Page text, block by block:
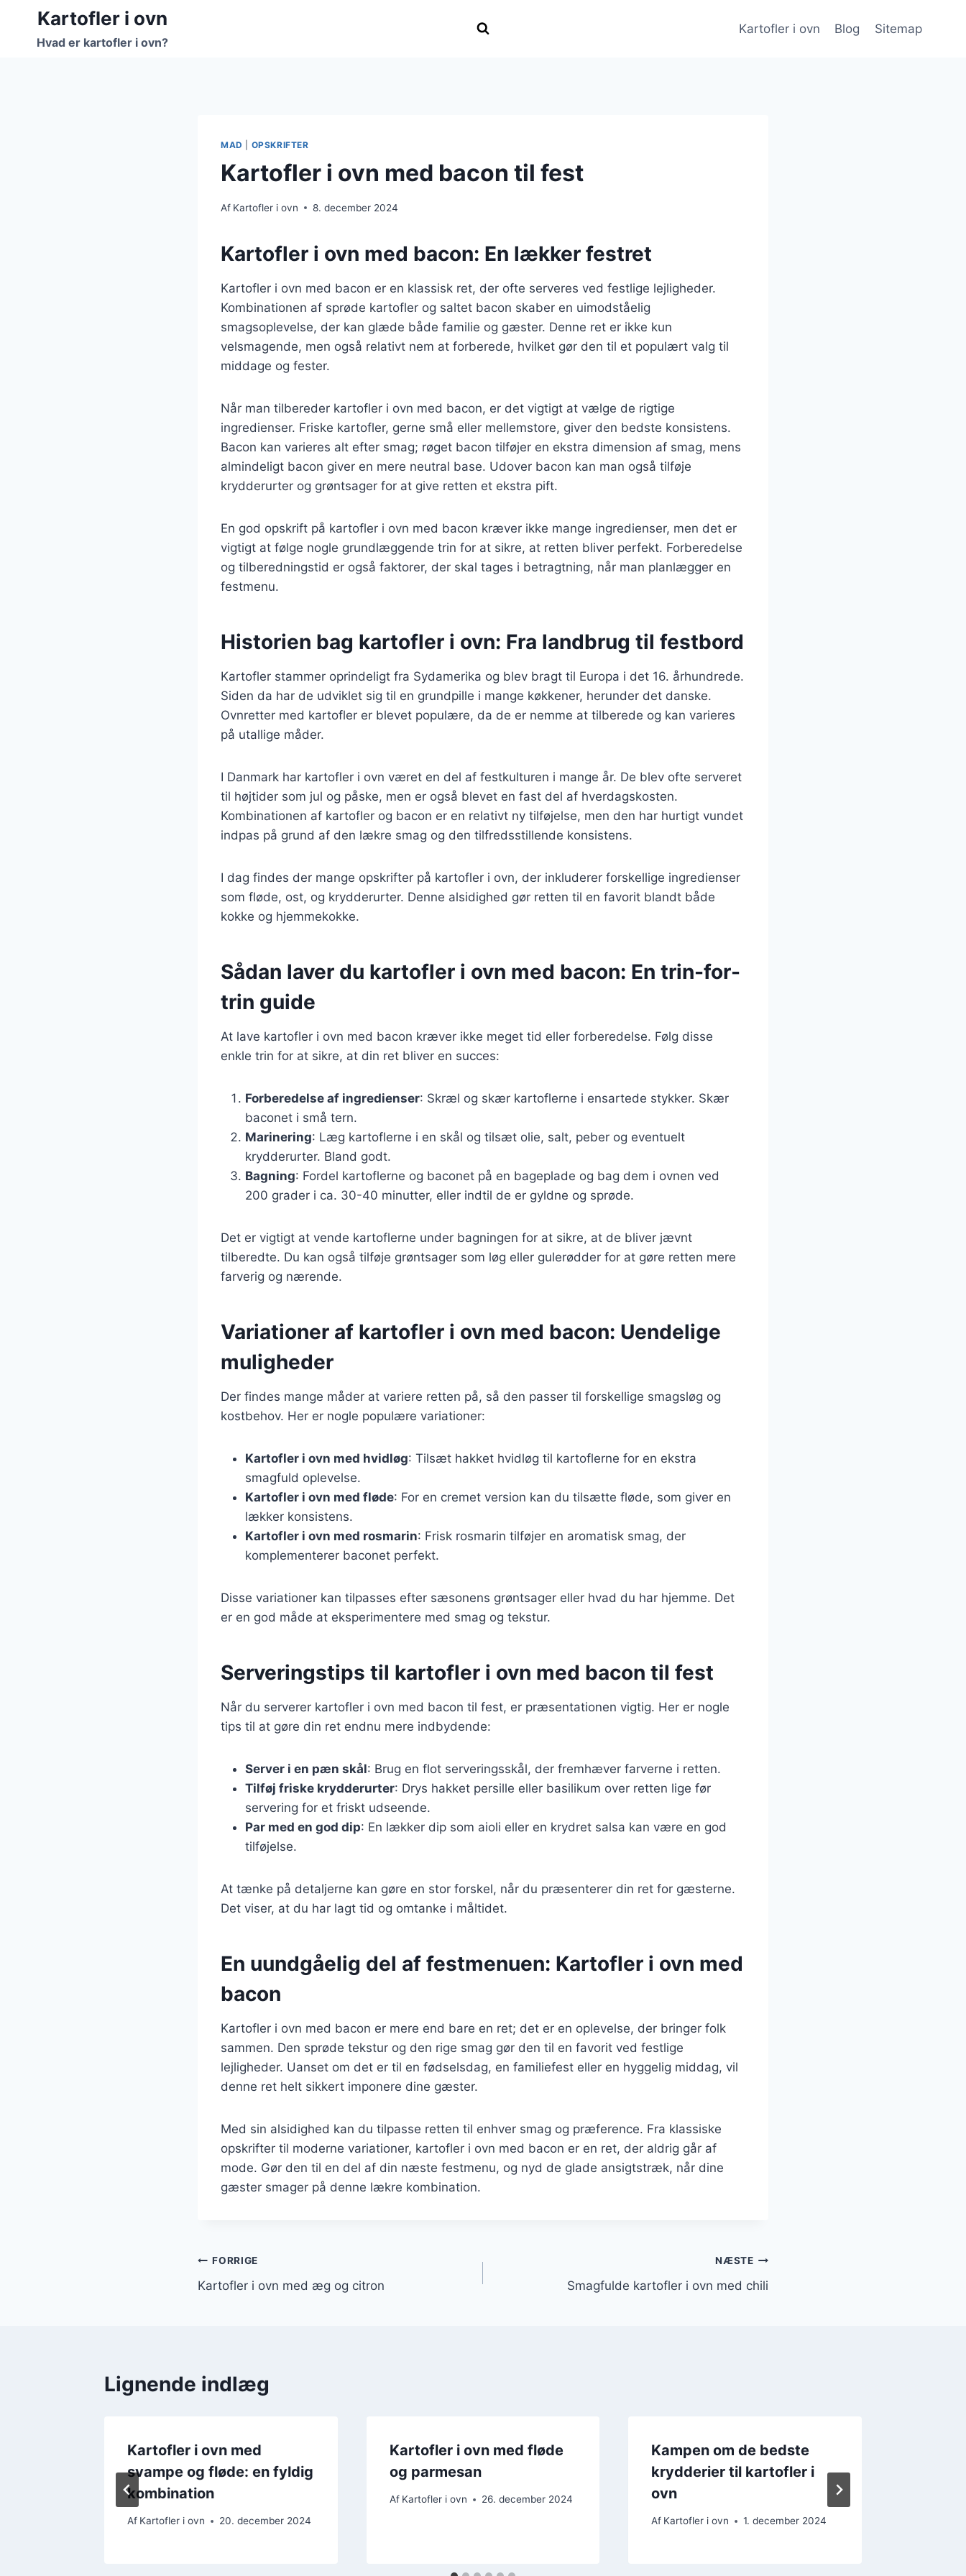
Fortsæt
indhold
Kartofler i ovn
Hvad er kartofler i ovn?
Kartofler i ovn Blog Sitemap
MAD OPSKRIFTER
Kartofler i ovn med bacon til fest
Af Kartofler i ovn 8. december 2024
Kartofler i ovn med bacon: En lækker festret
Kartofler i ovn med bacon er en klassisk ret, der ofte serveres ved festlige lejligheder.
Kombinationen af sprøde kartofler og saltet bacon skaber en uimodståelig
smagsoplevelse, der kan glæde både familie og gæster. Denne ret er ikke kun
velsmagende, men også relativt nem at forberede, hvilket gør den til et populært valg til
middage og fester.
Når man tilbereder kartofler i ovn med bacon, er det vigtigt at vælge de rigtige
ingredienser. Friske kartofler, gerne små eller mellemstore, giver den bedste konsistens.
Bacon kan varieres alt efter smag; røget bacon tilføjer en ekstra dimension af smag, mens
almindeligt bacon giver en mere neutral base. Udover bacon kan man også tilføje
krydderurter og grøntsager for at give retten et ekstra pift.
En god opskrift på kartofler i ovn med bacon kræver ikke mange ingredienser, men det er
vigtigt at følge nogle grundlæggende trin for at sikre, at retten bliver perfekt. Forberedelse
og tilberedningstid er også faktorer, der skal tages i betragtning, når man planlægger en
festmenu.
Historien bag kartofler i ovn: Fra landbrug til festbord
Kartofler stammer oprindeligt fra Sydamerika og blev bragt til Europa i det 16. århundrede.
Siden da har de udviklet sig til en grundpille i mange køkkener, herunder det danske.
Ovnretter med kartofler er blevet populære, da de er nemme at tilberede og kan varieres
på utallige måder.
I Danmark har kartofler i ovn været en del af festkulturen i mange år. De blev ofte serveret
til højtider som jul og påske, men er også blevet en fast del af hverdagskosten.
Kombinationen af kartofler og bacon er en relativt ny tilføjelse, men den har hurtigt vundet
indpas på grund af den lækre smag og den tilfredsstillende konsistens.
I dag findes der mange opskrifter på kartofler i ovn, der inkluderer forskellige ingredienser
som fløde, ost, og krydderurter. Denne alsidighed gør retten til en favorit blandt både
kokke og hjemmekokke.
Sådan laver du kartofler i ovn med bacon: En trin-for-
trin guide
At lave kartofler i ovn med bacon kræver ikke meget tid eller forberedelse. Følg disse
enkle trin for at sikre, at din ret bliver en succes:
Forberedelse af ingredienser: Skræl og skær kartoflerne i ensartede stykker. Skær
baconet i små tern.
Marinering: Læg kartoflerne i en skål og tilsæt olie, salt, peber og eventuelt
krydderurter. Bland godt.
Bagning: Fordel kartoflerne og baconet på en bageplade og bag dem i ovnen ved
200 grader i ca. 30-40 minutter, eller indtil de er gyldne og sprøde.
Det er vigtigt at vende kartoflerne under bagningen for at sikre, at de bliver jævnt
tilberedte. Du kan også tilføje grøntsager som løg eller gulerødder for at gøre retten mere
farverig og nærende.
Variationer af kartofler i ovn med bacon: Uendelige
muligheder
Der findes mange måder at variere retten på, så den passer til forskellige smagsløg og
kostbehov. Her er nogle populære variationer:
Kartofler i ovn med hvidløg: Tilsæt hakket hvidløg til kartoflerne for en ekstra
smagfuld oplevelse.
Kartofler i ovn med fløde: For en cremet version kan du tilsætte fløde, som giver en
lækker konsistens.
Kartofler i ovn med rosmarin: Frisk rosmarin tilføjer en aromatisk smag, der
komplementerer baconet perfekt.
Disse variationer kan tilpasses efter sæsonens grøntsager eller hvad du har hjemme. Det
er en god måde at eksperimentere med smag og tekstur.
Serveringstips til kartofler i ovn med bacon til fest
Når du serverer kartofler i ovn med bacon til fest, er præsentationen vigtig. Her er nogle
tips til at gøre din ret endnu mere indbydende:
Server i en pæn skål: Brug en flot serveringsskål, der fremhæver farverne i retten.
Tilføj friske krydderurter: Drys hakket persille eller basilikum over retten lige før
servering for et friskt udseende.
Par med en god dip: En lækker dip som aioli eller en krydret salsa kan være en god
tilføjelse.
At tænke på detaljerne kan gøre en stor forskel, når du præsenterer din ret for gæsterne.
Det viser, at du har lagt tid og omtanke i måltidet.
En uundgåelig del af festmenuen: Kartofler i ovn med
bacon
Kartofler i ovn med bacon er mere end bare en ret; det er en oplevelse, der bringer folk
sammen. Den sprøde tekstur og den rige smag gør den til en favorit ved festlige
lejligheder. Uanset om det er til en fødselsdag, en familiefest eller en hyggelig middag, vil
denne ret helt sikkert imponere dine gæster.
Med sin alsidighed kan du tilpasse retten til enhver smag og præference. Fra klassiske
opskrifter til moderne variationer, kartofler i ovn med bacon er en ret, der aldrig går af
mode. Gør den til en del af din næste festmenu, og nyd de glade ansigtstræk, når dine
gæster smager på denne lækre kombination.
Indlægsnavigation
FORRIGE
Kartofler i ovn med æg og citron
NÆSTE
Smagfulde kartofler i ovn med chili
Lignende indlæg
Kartofler i ovn med
svampe og fløde: en fyldig
kombination
Af Kartofler i ovn 20. december 2024
Kartofler i ovn med fløde
og parmesan
Af Kartofler i ovn 26. december 2024
Kampen om de bedste
krydderier til kartofler i
ovn
Af Kartofler i ovn 1. december 2024